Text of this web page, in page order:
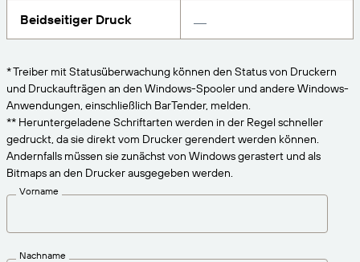
PRODUKT
Preise
Kostenlos testen
Technische Daten
Produktregistrierung
Unterstützte Standards
Amazon Transparency
Lösungsübersicht
VERBINDEN
Karriere
Nachrichten
Reifegradmodell für Etikettierung und
Erhalten Sie die Unterstützung, die Ihren
Beidseitiger Druck
* Treiber mit Statusüberwachung können den Status von Druckern
und Druckaufträgen an den Windows-Spooler und andere Windows-
Anwendungen, einschließlich BarTender, melden.
** Heruntergeladene Schriftarten werden in der Regel schneller
gedruckt, da sie direkt vom Drucker gerendert werden können.
Andernfalls müssen sie zunächst von Windows gerastert und als
Bitmaps an den Drucker ausgegeben werden.
Vorname
Nachname